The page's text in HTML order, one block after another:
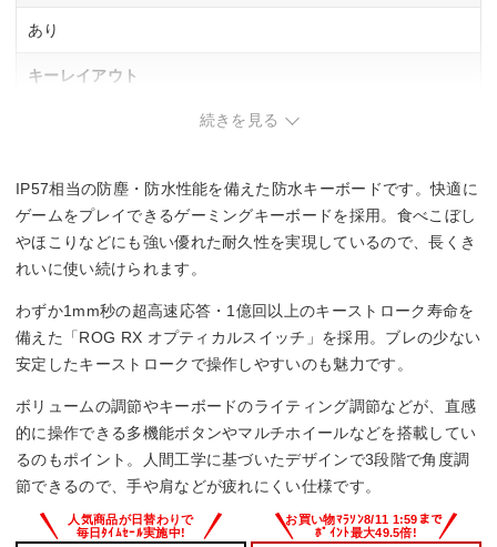
あり
キーレイアウト
キースイッチ
オプティカル
防水
〇
サイズ
436x36x129 mm
続きを見る
IP57相当の防塵・防水性能を備えた防水キーボードです。快適に
ゲームをプレイできるゲーミングキーボードを採用。食べこぼし
やほこりなどにも強い優れた耐久性を実現しているので、長くき
れいに使い続けられます。
わずか1mm秒の超高速応答・1億回以上のキーストローク寿命を
備えた「ROG RX オプティカルスイッチ」を採用。ブレの少ない
安定したキーストロークで操作しやすいのも魅力です。
ボリュームの調節やキーボードのライティング調節などが、直感
的に操作できる多機能ボタンやマルチホイールなどを搭載してい
るのもポイント。人間工学に基づいたデザインで3段階で角度調
節できるので、手や肩などが疲れにくい仕様です。